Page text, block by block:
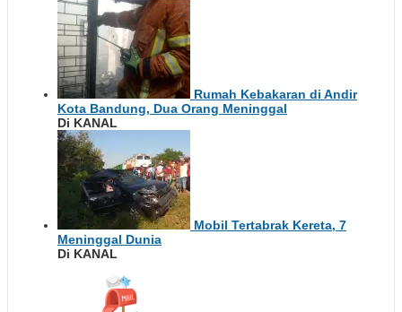
Rumah Kebakaran di Andir
Kota Bandung, Dua Orang Meninggal
Di KANAL
Mobil Tertabrak Kereta, 7
Meninggal Dunia
Di KANAL